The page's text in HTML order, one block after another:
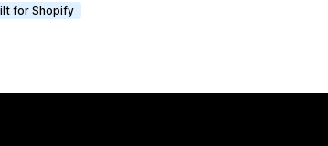
for Shopify